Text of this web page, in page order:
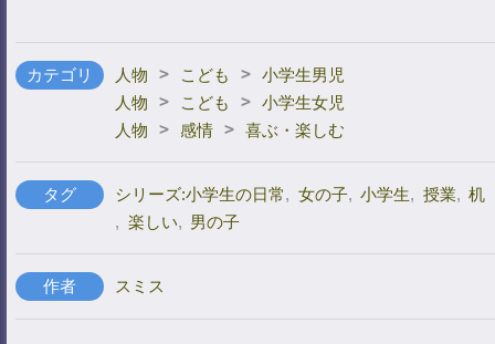
カテゴリ 人物 > こども > 小学生男児
人物
> こども > 小学生女児
人物
> 感情 > 喜ぶ・楽しむ
タグ シリーズ:小学生の日常, 女の子, 小学生, 授業, 机
, 楽しい, 男の子
作者 スミス